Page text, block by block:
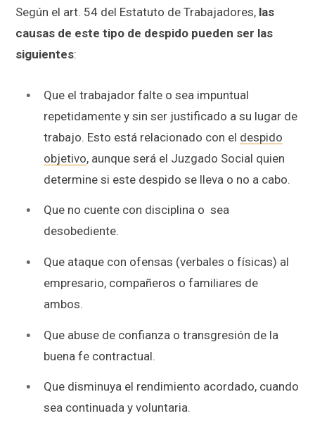
Según el art. 54 del Estatuto de Trabajadores, las
causas de este tipo de despido pueden ser las
siguientes:
Que el trabajador falte o sea impuntual
repetidamente y sin ser justificado a su lugar de
trabajo. Esto está relacionado con el despido
objetivo, aunque será el Juzgado Social quien
determine si este despido se lleva o no a cabo.
Que no cuente con disciplina o sea
desobediente.
Que ataque con ofensas (verbales o físicas) al
empresario, compañeros o familiares de
ambos.
Que abuse de confianza o transgresión de la
buena fe contractual.
Que disminuya el rendimiento acordado, cuando
sea continuada y voluntaria.